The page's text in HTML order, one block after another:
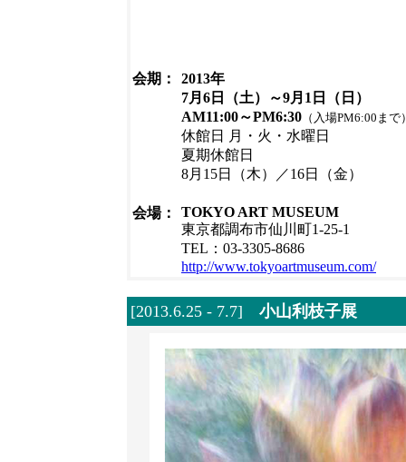
会期：
2013年
7月6日（土）～9月1日（日）
AM11:00～PM6:30 （入場PM6:00まで
休館日 月・火・水曜日
夏期休館日
8月15日（木）／16日（金）
会場：
TOKYO ART MUSEUM
東京都調布市仙川町1-25-1
TEL：03-3305-8686
http://www.tokyoartmuseum.com/
[2013.6.25 - 7.7] 小山利枝子展